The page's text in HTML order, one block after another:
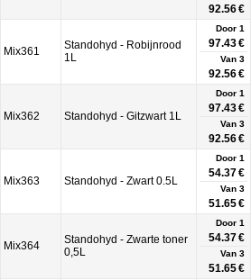
92.56 €
Mix361
Standohyd - Robijnrood
1L
Door 1
97.43 €
Van 3
92.56 €
Mix362 Standohyd - Gitzwart 1L
Door 1
97.43 €
Van 3
92.56 €
Mix363 Standohyd - Zwart 0.5L
Door 1
54.37 €
Van 3
51.65 €
Mix364
Standohyd - Zwarte toner
0,5L
Door 1
54.37 €
Van 3
51.65 €